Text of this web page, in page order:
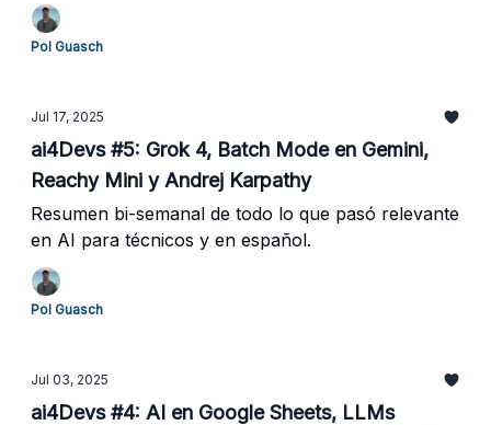
Pol Guasch
Jul 17, 2025
ai4Devs #5: Grok 4, Batch Mode en Gemini,
Reachy Mini y Andrej Karpathy
Resumen bi-semanal de todo lo que pasó relevante
en AI para técnicos y en español.
Pol Guasch
Jul 03, 2025
ai4Devs #4: AI en Google Sheets, LLMs